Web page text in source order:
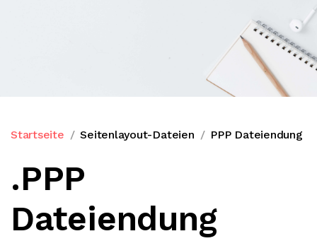
Startseite Seitenlayout-Dateien PPP Dateiendung
.PPP
Dateiendung